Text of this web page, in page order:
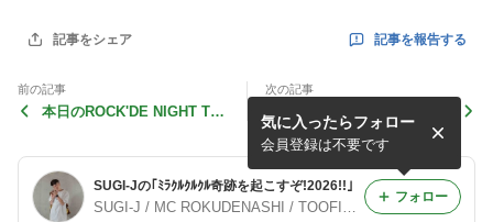
記事をシェア 記事を報告する
前の記事
本日のROCK'DE NIGHT TV
次の記事
SUGI-Jの｢ﾐﾗｸﾙｸﾙｸﾙ奇跡を起こすぞ!2026!!｣
気に入ったらフォロー
会員登録は不要です
フォロー